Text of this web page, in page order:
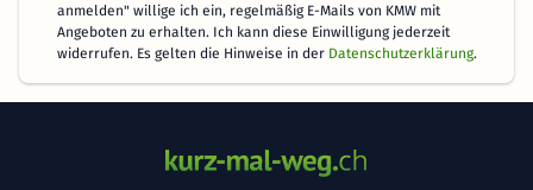
anmelden" willige ich ein, regelmäßig E-Mails von KMW mit
Angeboten zu erhalten. Ich kann diese Einwilligung jederzeit
widerrufen. Es gelten die Hinweise in der Datenschutzerklärung.